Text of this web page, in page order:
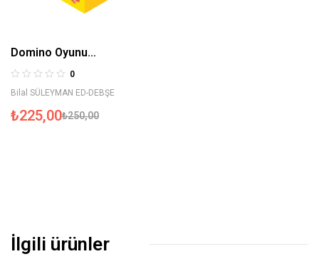
Domino Oyunu
(Meyveler) 0
Bilal SÜLEYMAN ED-DEBŞE
₺250,00
₺225,00
İlgili ürünler